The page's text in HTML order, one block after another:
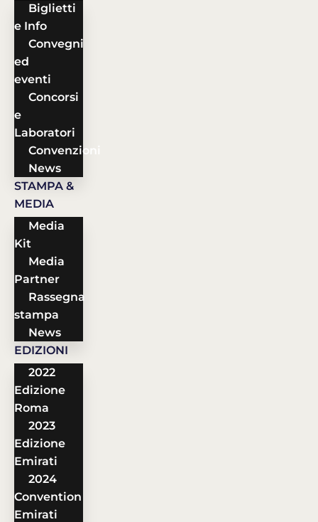
Biglietti
e Info
Convegni
ed
eventi
Concorsi
e
Laboratori
Convenzioni
News
STAMPA &
MEDIA
Media
Kit
Media
Partner
Rassegna
stampa
News
EDIZIONI
2022
Edizione
Roma
2023
Edizione
Emirati
2024
Convention
Emirati